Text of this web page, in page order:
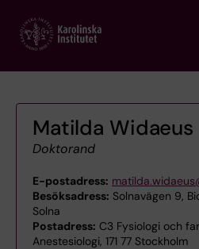
main
Matilda Widaeus
Doktorand
E-postadress:
Besöksadress: Solnavägen 9,
Solna
Postadress: C3 Fysiologi och
Anestesiologi, 171 77 Stockholm